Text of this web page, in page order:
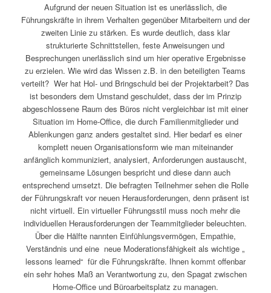
Aufgrund der neuen Situation ist es unerlässlich, die
Führungskräfte in ihrem Verhalten gegenüber Mitarbeitern und der
zweiten Linie zu stärken. Es wurde deutlich, dass klar
strukturierte Schnittstellen, feste Anweisungen und
Besprechungen unerlässlich sind um hier operative Ergebnisse
zu erzielen. Wie wird das Wissen z.B. in den beteiligten Teams
verteilt? Wer hat Hol- und Bringschuld bei der Projektarbeit? Das
ist besonders dem Umstand geschuldet, dass der im Prinzip
abgeschlossene Raum des Büros nicht vergleichbar ist mit einer
Situation im Home-Office, die durch Familienmitglieder und
Ablenkungen ganz anders gestaltet sind. Hier bedarf es einer
komplett neuen Organisationsform wie man miteinander
anfänglich kommuniziert, analysiert, Anforderungen austauscht,
gemeinsame Lösungen bespricht und diese dann auch
entsprechend umsetzt. Die befragten Teilnehmer sehen die Rolle
der Führungskraft vor neuen Herausforderungen, denn präsent ist
nicht virtuell. Ein virtueller Führungsstil muss noch mehr die
individuellen Herausforderungen der Teammitglieder beleuchten.
Über die Hälfte nannten Einfühlungsvermögen, Empathie,
Verständnis und eine neue Moderationsfähigkeit als wichtige „
lessons learned“ für die Führungskräfte. Ihnen kommt offenbar
ein sehr hohes Maß an Verantwortung zu, den Spagat zwischen
Home-Office und Büroarbeitsplatz zu managen.